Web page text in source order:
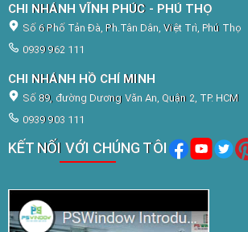
CHI NHÁNH VĨNH PHÚC - PHÚ THỌ
Số 6 Phố Tản Đà, Ph.Tân Dân, Việt Trì, Phú Thọ
0939 962 111
CHI NHÁNH HỒ CHÍ MINH
Số 89, đường Dương Văn An, Quận 2, TP. HCM
0939 903 111
KẾT NỐI VỚI CHÚNG TÔI